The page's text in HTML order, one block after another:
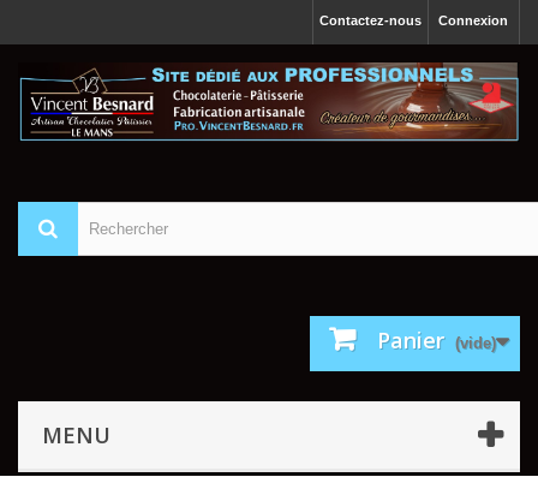
Connexion
Contactez-nous
Panier (vide)
MENU